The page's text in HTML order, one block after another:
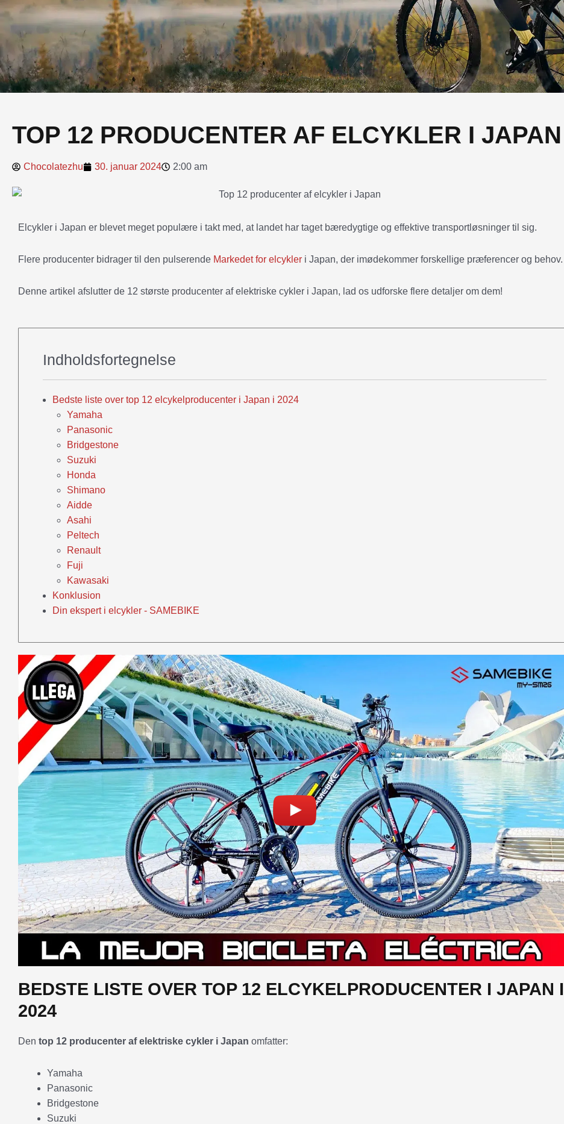
TOP 12 PRODUCENTER AF ELCYKLER I JAPAN
Chocolatezhu 30. januar 2024 2:00 am
Elcykler i Japan er blevet meget populære i takt med, at landet har taget bæredygtige og effektive transportløsninger til sig.
Flere producenter bidrager til den pulserende Markedet for elcykler i Japan, der imødekommer forskellige præferencer og behov.
Denne artikel afslutter de 12 største producenter af elektriske cykler i Japan, lad os udforske flere detaljer om dem!
Indholdsfortegnelse
Bedste liste over top 12 elcykelproducenter i Japan i 2024
Yamaha
Panasonic
Bridgestone
Suzuki
Honda
Shimano
Aidde
Asahi
Peltech
Renault
Fuji
Kawasaki
Konklusion
Din ekspert i elcykler - SAMEBIKE
BEDSTE LISTE OVER TOP 12 ELCYKELPRODUCENTER I JAPAN I
2024
Den top 12 producenter af elektriske cykler i Japan omfatter:
Yamaha
Panasonic
Bridgestone
Suzuki